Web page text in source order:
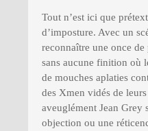
Tout n’est ici que
d’imposture. Avec un
reconnaître une once de
sans aucune finition où
de mouches aplaties
des Xmen vidés de
aveuglément Jean Grey
objection ou une